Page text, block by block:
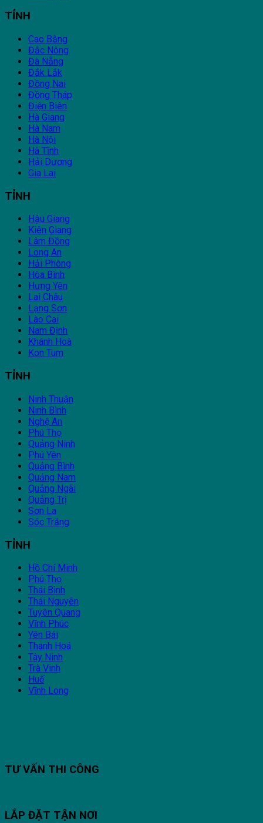
TỈNH
Cao Bằng
Đắc Nông
Đà Nẵng
Đắk Lắk
Đồng Nai
Đồng Tháp
Điện Biên
Hà Giang
Hà Nam
Hà Nội
Hà Tĩnh
Hải Dương
Gia Lai
TỈNH
Hậu Giang
Kiên Giang
Lâm Đồng
Long An
Hải Phòng
Hòa Bình
Hưng Yên
Lai Châu
Lạng Sơn
Lào Cai
Nam Định
Khánh Hoà
Kon Tum
TỈNH
Ninh Thuận
Ninh Bình
Nghệ An
Phú Thọ
Quảng Ninh
Phú Yên
Quảng Bình
Quảng Nam
Quảng Ngãi
Quảng Trị
Sơn La
Sóc Trăng
TỈNH
Hồ Chí Minh
Phú Thọ
Thái Bình
Thái Nguyên
Tuyên Quang
Vĩnh Phúc
Yên Bái
Thanh Hoá
Tây Ninh
Trà Vinh
Huế
Vĩnh Long
TƯ VẤN THI CÔNG
LẮP ĐẶT TẬN NƠI